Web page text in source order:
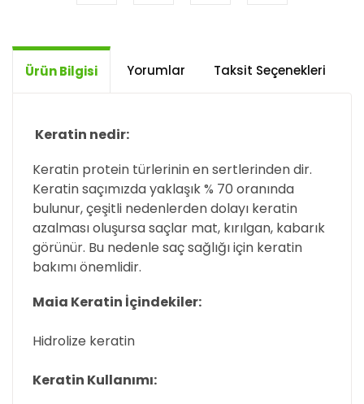
Ürün Bilgisi Yorumlar Taksit Seçenekleri
Keratin nedir:
Keratin protein türlerinin en sertlerinden dir.
Keratin saçımızda yaklaşık % 70 oranında
bulunur, çeşitli nedenlerden dolayı keratin
azalması oluşursa saçlar mat, kırılgan, kabarık
görünür. Bu nedenle saç sağlığı için keratin
bakımı önemlidir.
Maia Keratin İçindekiler:
Hidrolize keratin
Keratin Kullanımı: